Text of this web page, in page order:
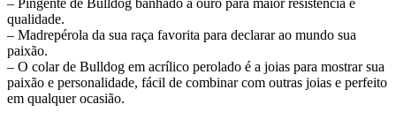
– Pingente de Bulldog banhado a ouro para maior resistência e
qualidade.
– Madrepérola da sua raça favorita para declarar ao mundo sua
paixão.
– O colar de Bulldog em acrílico perolado é a joias para mostrar sua
paixão e personalidade, fácil de combinar com outras joias e perfeito
em qualquer ocasião.